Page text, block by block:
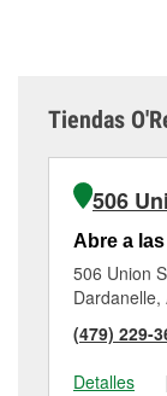
Tiendas
506
Abre a
506 Union
Dardanelle,
(479) 229-
Detalles
|